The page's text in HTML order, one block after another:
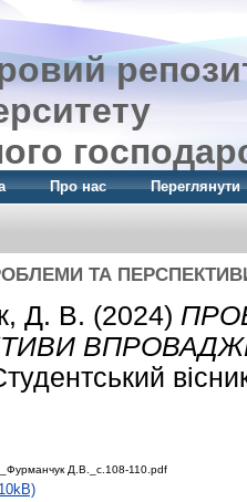
Про нас Переглянути
ТА
Д. В. (2024)
Д.В._с.108-110.pdf